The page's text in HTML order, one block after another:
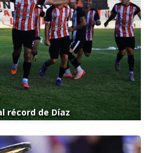
récord de Díaz